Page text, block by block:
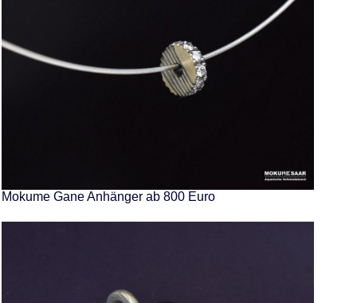
Mokume Gane Anhänger ab 800 Euro